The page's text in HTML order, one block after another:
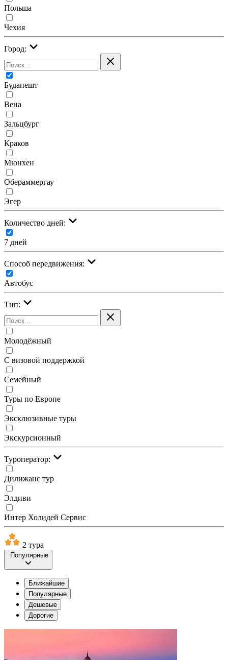
Польша
Чехия
Город:
Будапешт
Вена
Зальцбург
Краков
Мюнхен
Обераммергау
Эгер
Количество дней:
7 дней
Cпособ передвижения:
Автобус
Тип:
Молодёжный
С визовой поддержкой
Семейный
Туры по Европе
Эксклюзивные туры
Экскурсионный
Туроператор:
Дилижанс тур
Элдиви
Интер Холидей Сервис
2 тура
Популярные
Ближайшие
Популярные
Дешевые
Дорогие